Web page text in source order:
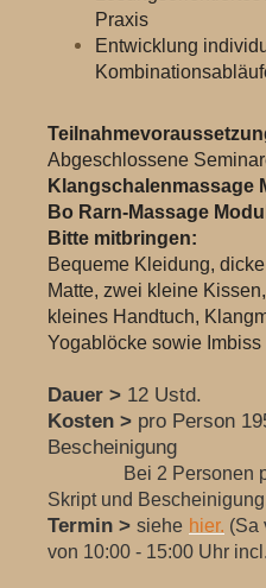
Praxis
Entwicklung
Abgeschlossene
Klangschalenmassage
Bo Rarn-Massage Modul
Bitte mitbringen:
Bequeme Kleidung,
Matte, zwei kleine
kleines Handtuch,
Yogablöcke sowie Imbiss
Dauer > 12 Ustd.
Kosten > pro Person
Bescheinigung
Bei 2 Personen pro
Skript und
Termin > siehe hier. (Sa
von 10:00 - 15:00 Uhr